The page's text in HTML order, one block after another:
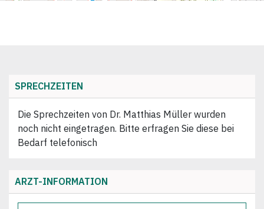
SPRECHZEITEN
Die Sprechzeiten von Dr. Matthias Müller wurden
noch nicht eingetragen. Bitte erfragen Sie diese bei
Bedarf telefonisch
ARZT-INFORMATION